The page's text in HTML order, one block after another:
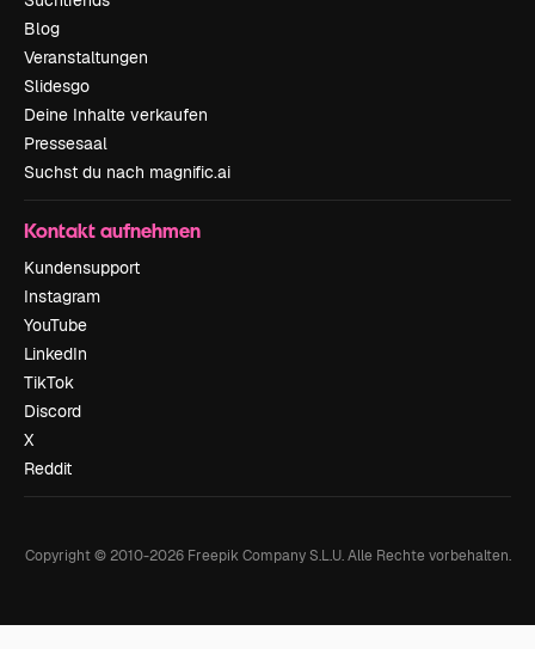
Blog
Veranstaltungen
Slidesgo
Deine Inhalte verkaufen
Pressesaal
Suchst du nach magnific.ai
Kontakt aufnehmen
Kundensupport
Instagram
YouTube
LinkedIn
TikTok
Discord
X
Reddit
Copyright © 2010-2026Freepik Company S.L.U. Alle Rechte vorbehalten.